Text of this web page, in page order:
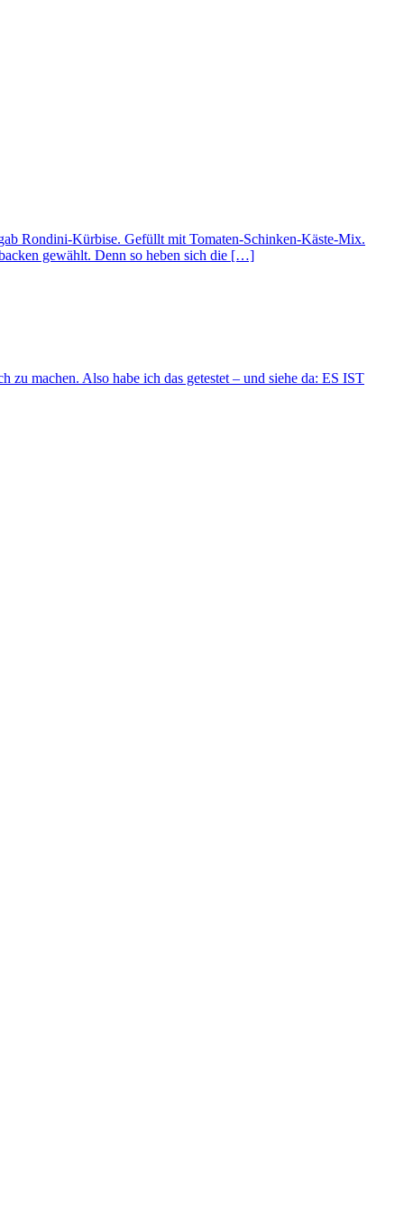
Rondini-Kürbise. Gefüllt mit Tomaten-Schinken-Käste-Mix.
gewählt. Denn so heben sich die […]
machen. Also habe ich das getestet – und siehe da: ES IST